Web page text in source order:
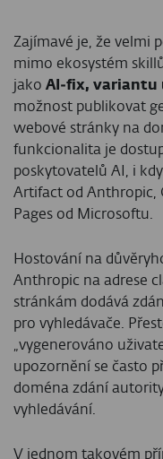
Zajímavé je, že velmi
mimo ekosystém
jako AI‑fix, variantu
možnost publikovat
webové stránky na
funkcionalita je
poskytovatelů AI, i
Artifact od Anthropic,
Pages od Microsoftu.
Hostování na
Anthropic na adrese
stránkám dodává
pro vyhledávače.
„vygenerováno
upozornění se často
doména zdání
vyhledávání.
V jednom takovém